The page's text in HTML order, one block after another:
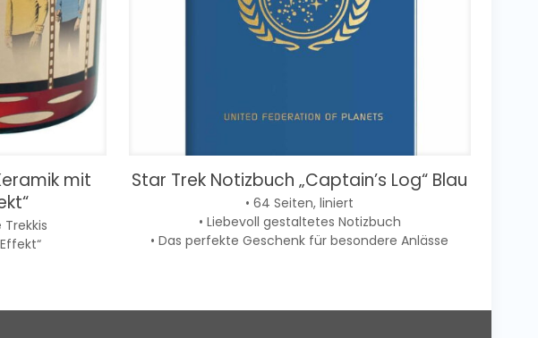
mit
Star Trek Notizbuch „Captain’s Log“ Blau
• 64 Seiten, liniert
• Liebevoll gestaltetes Notizbuch
• Das perfekte Geschenk für besondere Anlässe